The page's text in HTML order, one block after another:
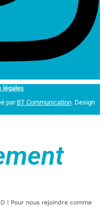
légales
par BT Communication. Design
! Pour nous rejoindre comme